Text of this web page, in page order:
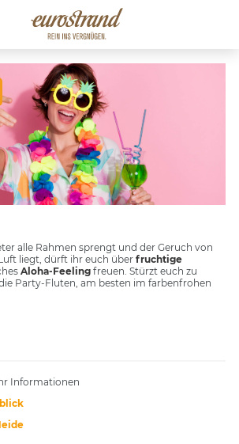
Jobs
alle Rahmen sprengt und der Geruch von
liegt, dürft ihr euch überfruchtige
Aloha-Feeling freuen. Stürzt euch zu
Party-Fluten, am besten im farbenfrohen
Informationen